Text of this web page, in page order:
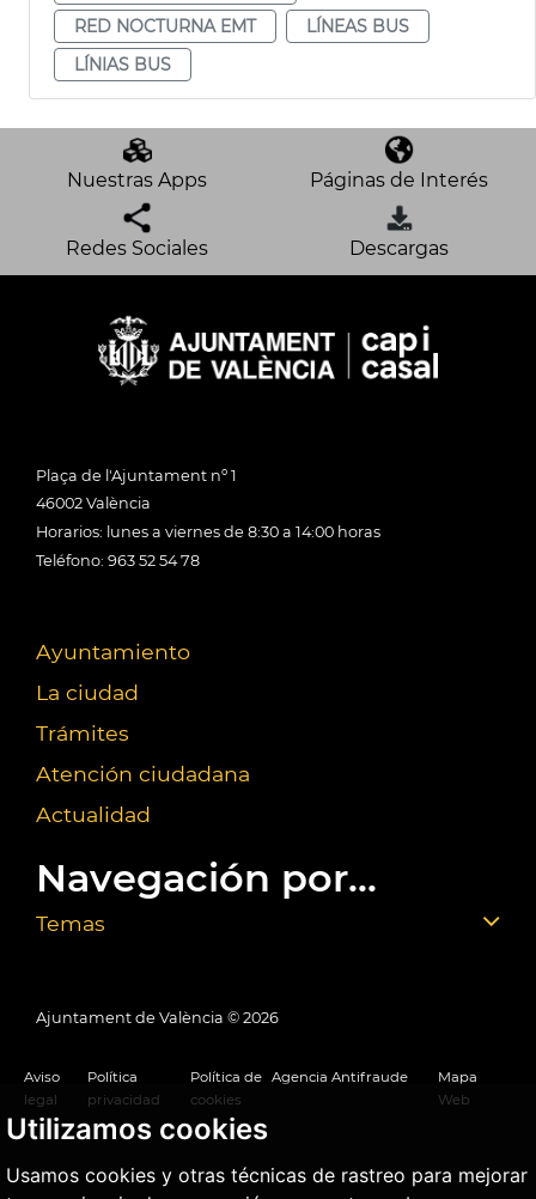
Utilizamos cookies
Usamos cookies y otras técnicas de rastreo para mejorar
RED NOCTURNA EMT
LÍNEAS BUS
LÍNIAS BUS
Nuestras Apps Páginas de Interés
Redes Sociales Descargas
Plaça de l'Ajuntament nº 1
46002 València
Horarios: lunes a viernes de 8:30 a 14:00 horas
Teléfono: 963 52 54 78
Ayuntamiento
La ciudad
Trámites
Atención ciudadana
Actualidad
Navegación por...
Temas
Ajuntament de València © 2026
Aviso
legal
Política
privacidad
Política de
cookies
Agencia Antifraude
Mapa
Web